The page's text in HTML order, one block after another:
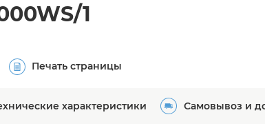
1
Печать страницы
характеристики Самовывоз и